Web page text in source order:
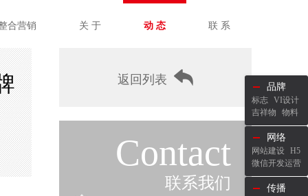
合营销 关 于 动 态 联 系
返回列表
Contact
联系我们
品牌
标志 VI设计
吉祥物
物料
网络
网站建设 H5
微信开发运营
传播